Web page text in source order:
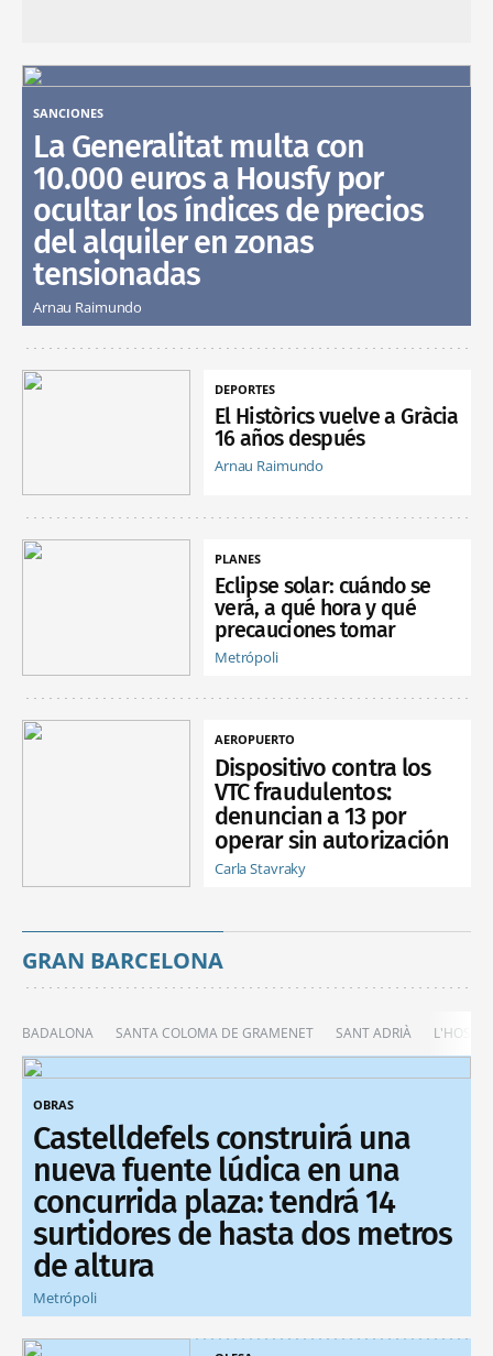
SANCIONES
La Generalitat multa con
10.000 euros a Housfy por
ocultar los índices de precios
del alquiler en zonas
tensionadas
Arnau Raimundo
DEPORTES
El Històrics vuelve a Gràcia
16 años después
Arnau Raimundo
PLANES
Eclipse solar: cuándo se
verá, a qué hora y qué
precauciones tomar
Metrópoli
AEROPUERTO
Dispositivo contra los
VTC fraudulentos:
denuncian a 13 por
operar sin autorización
Carla Stavraky
GRAN BARCELONA
BADALONA SANTA COLOMA DE GRAMENET SANT ADRIÀ
OBRAS
Castelldefels construirá una
nueva fuente lúdica en una
concurrida plaza: tendrá 14
surtidores de hasta dos metros
de altura
Metrópoli